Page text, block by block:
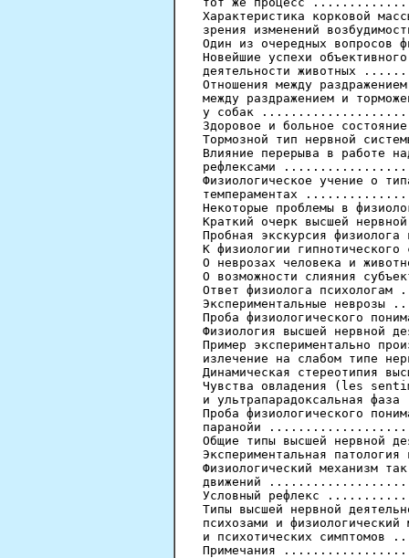
Характеристика корковой
зрения изменений
Один из очередных
Новейшие успехи
деятельности
Отношения между
между раздражением и
у собак
Здоровое и больное
Тормозной тип нервной
Влияние перерыва в работе
рефлексами
Физиологическое учение о
темпераментах
Некоторые проблемы в
Краткий очерк высшей
Пробная экскурсия
К физиологии
О неврозах человека и
О возможности слияния
Ответ физиолога
Экспериментальные
Проба физиологического
Физиология высшей
Пример экспериментально
излечение на слабом
Динамическая стереотипия
Чувства овладения (les
и
Проба физиологического
паранойи
Общие типы высшей нервной
Экспериментальная
Физиологический механизм
движений
Условный рефлекс
Типы высшей нервной
психозами и физиологический
и психотических
Примечания